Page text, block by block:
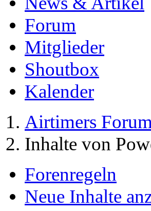
Forum
Mitglieder
Shoutbox
Kalender
Airtimers Forum
Inhalte von
Forenregeln
Neue Inhalte